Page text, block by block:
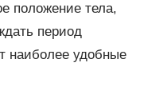
положение тела,
период
наиболее удобные